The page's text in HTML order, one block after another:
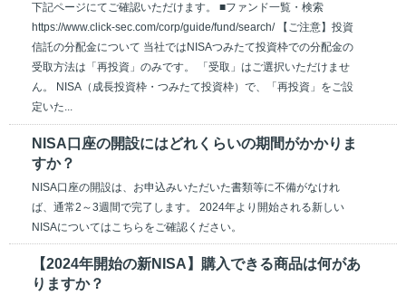
下記ページにてご確認いただけます。 ■ファンド一覧・検索
https://www.click-sec.com/corp/guide/fund/search/ 【ご注意】投資
信託の分配金について 当社ではNISAつみたて投資枠での分配金の
受取方法は「再投資」のみです。 「受取」はご選択いただけませ
ん。 NISA（成長投資枠・つみたて投資枠）で、「再投資」をご設
定いた...
NISA口座の開設にはどれくらいの期間がかかりま
すか？
NISA口座の開設は、お申込みいただいた書類等に不備がなけれ
ば、通常2～3週間で完了します。 2024年より開始される新しい
NISAについてはこちらをご確認ください。
【2024年開始の新NISA】購入できる商品は何があ
りますか？